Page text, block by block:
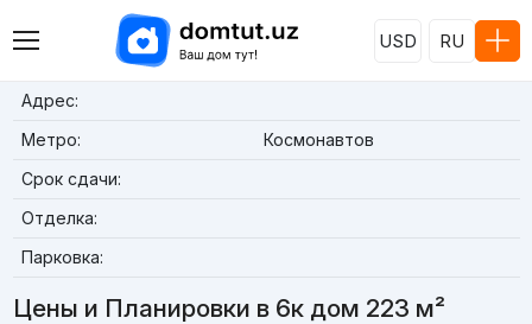
USD RU
Адрес:
Метро:
Космонавтов
Срок сдачи:
Отделка:
Парковка:
Цены и Планировки в 6к дом 223 м²